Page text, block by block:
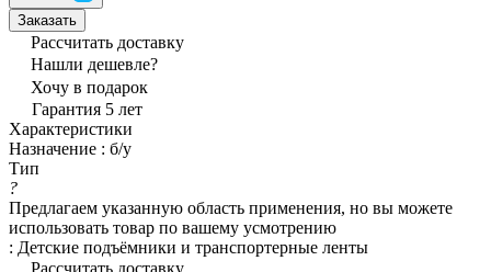
Заказать
Рассчитать доставку
Нашли дешевле?
Хочу в подарок
Гарантия 5 лет
Характеристики
Назначение : б/у
Тип
?
Предлагаем указанную область применения, но вы можете
использовать товар по вашему усмотрению
: Детские подъёмники и транспортерные ленты
Рассчитать доставку